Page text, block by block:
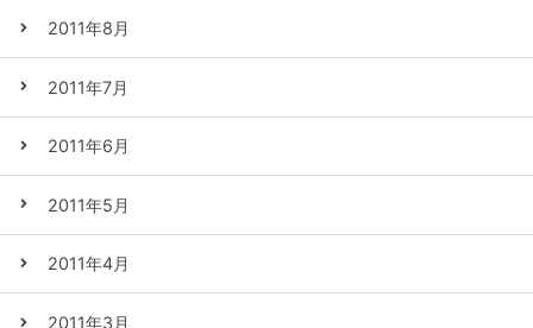
2011年8月
2011年7月
2011年6月
2011年5月
2011年4月
2011年3月